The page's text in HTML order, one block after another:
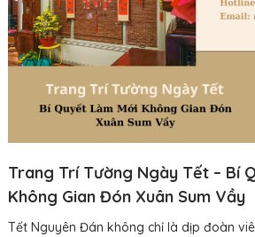
Trang Trí Tường Ngày Tết – Bí
Không Gian Đón Xuân Sum Vầy
Tết Nguyên Đán không chỉ là dịp đoàn